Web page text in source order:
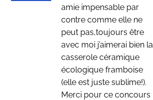
amie impensable par
contre comme elle ne
peut pas,toujours être
avec moi j’aimerai bien la
casserole céramique
écologique framboise
(elle est juste sublime!).
Merci pour ce concours